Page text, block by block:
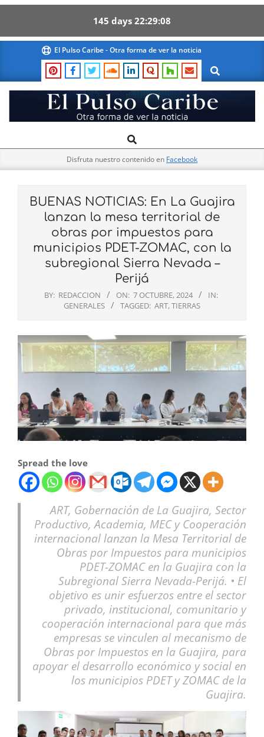
145 days 22 29 07
content
El Pulso Caribe - Otra forma de ver la noticia
Search
El
Pulso
Navigation
Search
Disfruta nuestro contenido en Facebook
BUENAS NOTICIAS: En La Guajira
lanzan la mesa territorial de
obras por impuestos para
municipios PDET-ZOMAC, con la
subregional Sierra Nevada –
Perijá
BY: REDACCION ON: 7 OCTUBRE, 2024
IN:
GENERALES
TAGGED: ART,TIERRAS
Spread the love
ART, Gobernación de La Guajira, Sector
Productivo, Academia, MEC y Cooperación
internacional lanzan la Mesa Territorial de
Obras por Impuestos para municipios
PDET-ZOMAC en la Guajira con la
Subregional Sierra Nevada-Perijá. • El
objetivo es unir esfuerzos entre el sector
privado, institucional, comunitario y
cooperación internacional para que más
empresas se vinculen al mecanismo de
Obras por Impuestos en la Guajira, para
apoyar el desarrollo económico y social en
los municipios PDET y ZOMAC de la
Guajira.